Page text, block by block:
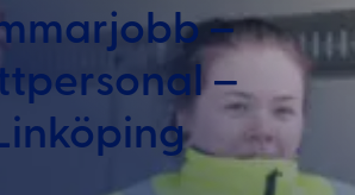
–
–
Linköping